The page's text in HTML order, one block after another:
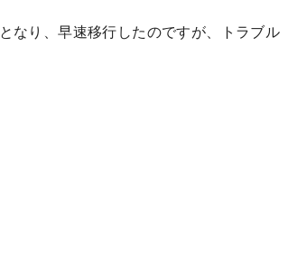
となり、早速移行したのですが、トラブル